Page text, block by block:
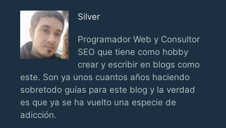
Silver
Programador Web y Consultor
SEO que tiene como hobby
crear y escribir en blogs como
este. Son ya unos cuantos años haciendo
sobretodo guías para este blog y la verdad
es que ya se ha vuelto una especie de
adicción.